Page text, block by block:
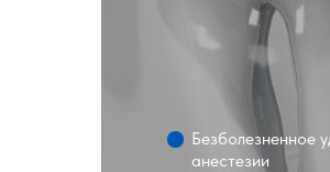
Безболезненное
анестезии